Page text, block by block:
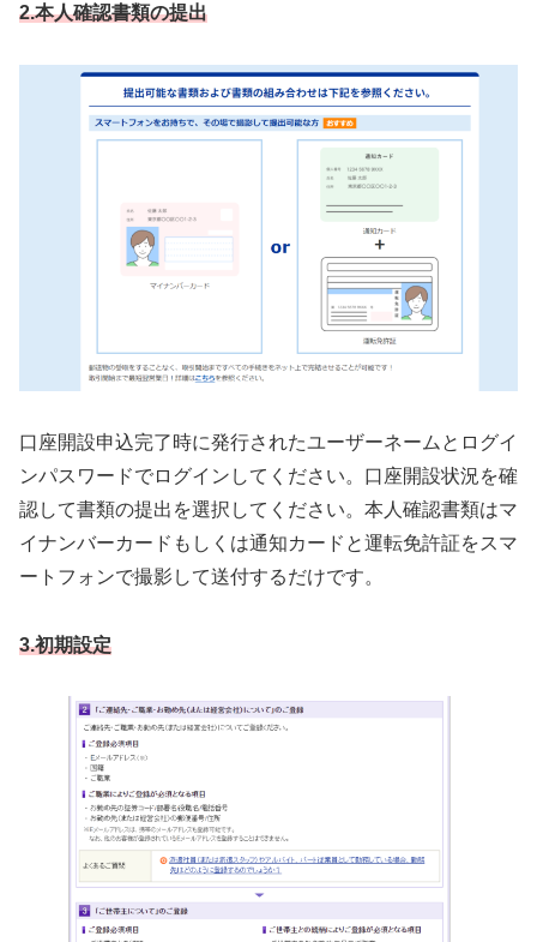
2.本人確認書類の提出
口座開設申込完了時に発行されたユーザーネームとログイ
ンパスワードでログインしてください。口座開設状況を確
認して書類の提出を選択してください。本人確認書類はマ
イナンバーカードもしくは通知カードと運転免許証をスマ
ートフォンで撮影して送付するだけです。
3.初期設定